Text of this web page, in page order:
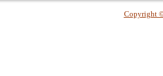
Copyright